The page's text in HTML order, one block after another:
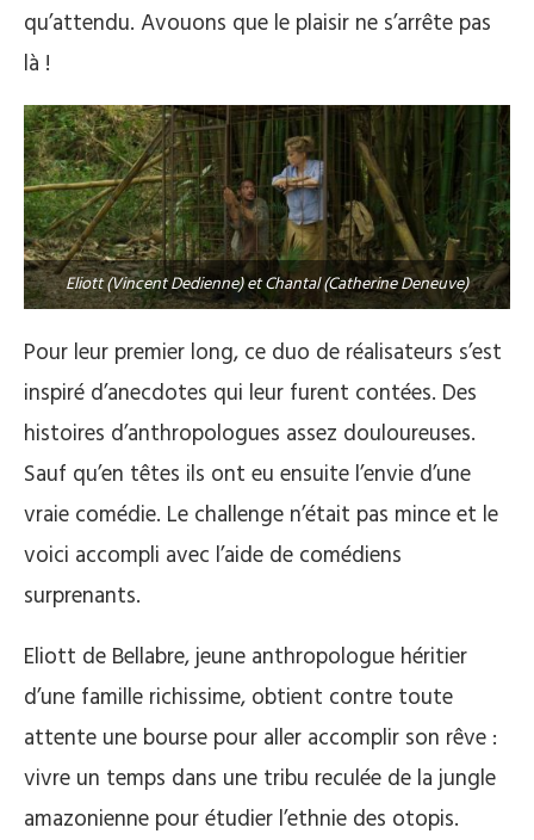
qu’attendu. Avouons que le plaisir ne s’arrête pas
là !
Eliott (Vincent Dedienne) et Chantal (Catherine Deneuve)
Pour leur premier long, ce duo de réalisateurs s’est
inspiré d’anecdotes qui leur furent contées. Des
histoires d’anthropologues assez douloureuses.
Sauf qu’en têtes ils ont eu ensuite l’envie d’une
vraie comédie. Le challenge n’était pas mince et le
voici accompli avec l’aide de comédiens
surprenants.
Eliott de Bellabre, jeune anthropologue héritier
d’une famille richissime, obtient contre toute
attente une bourse pour aller accomplir son rêve :
vivre un temps dans une tribu reculée de la jungle
amazonienne pour étudier l’ethnie des otopis.